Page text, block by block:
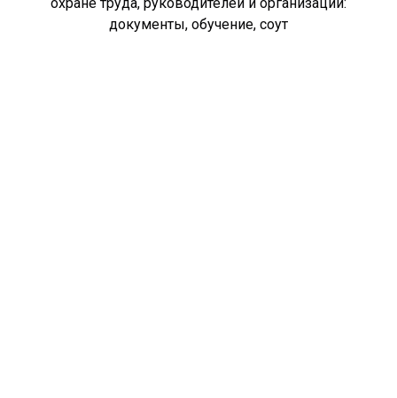
документы, обучение, соут